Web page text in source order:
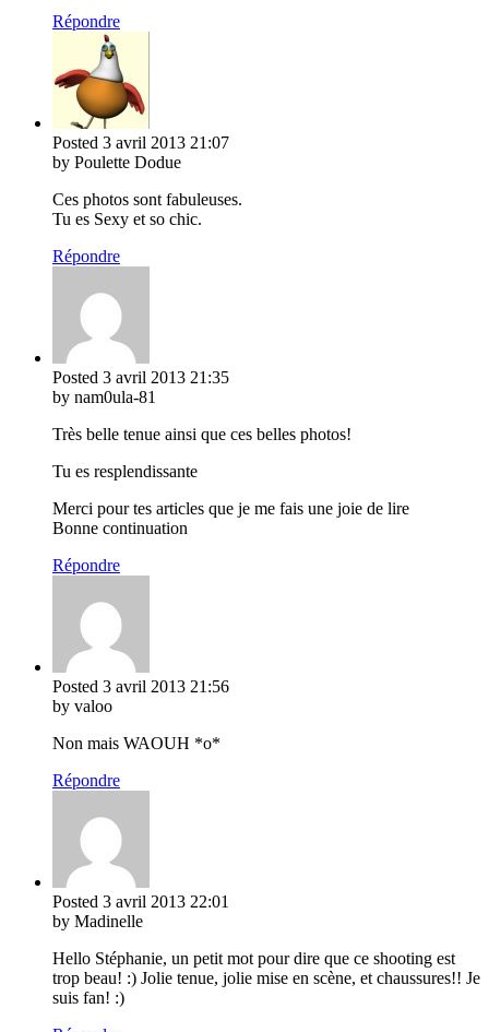
Répondre
Posted 3 avril 2013 21:07
by Poulette Dodue
Ces photos sont fabuleuses.
Tu es Sexy et so chic.
Répondre
Posted 3 avril 2013 21:35
by nam0ula-81
Très belle tenue ainsi que ces belles photos!
Tu es resplendissante
Merci pour tes articles que je me fais une joie de lire
Bonne continuation
Répondre
Posted 3 avril 2013 21:56
by valoo
Non mais WAOUH *o*
Répondre
Posted 3 avril 2013 22:01
by Madinelle
Hello Stéphanie, un petit mot pour dire que ce shooting est
trop beau! :) Jolie tenue, jolie mise en scène, et chaussures!! Je
suis fan! :)